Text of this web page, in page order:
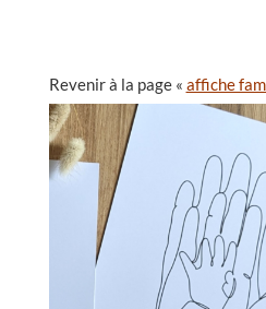
Revenir à la page « affiche